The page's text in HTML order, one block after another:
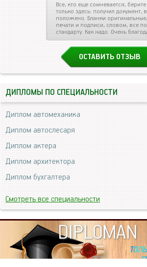
Все, кто еще сомневается,
только здесь: получил документ,
положено. Бланки
печати и подписи, словом, все по
стандарту. Как надо. Очень
ОСТАВИТЬ ОТЗЫВ
ДИПЛОМЫ ПО СПЕЦИАЛЬНОСТИ
Диплом автомеханика
Диплом автослесаря
Диплом актера
Диплом архитектора
Диплом бухгалтера
Смотреть все специальности
DIPLOMAN